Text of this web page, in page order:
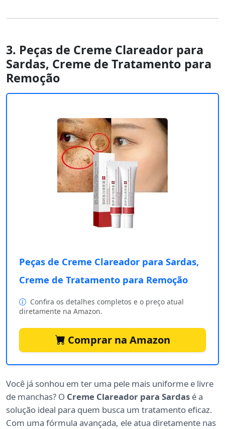
3. Peças de Creme Clareador para
Sardas, Creme de Tratamento para
Remoção
Peças de Creme Clareador para Sardas,
Creme de Tratamento para Remoção
Confira os detalhes completos e o preço atual
diretamente na Amazon.
Comprar na Amazon
Você já sonhou em ter uma pele mais uniforme e livre
de manchas? O Creme Clareador para Sardas é a
solução ideal para quem busca um tratamento eficaz.
Com uma fórmula avançada, ele atua diretamente nas